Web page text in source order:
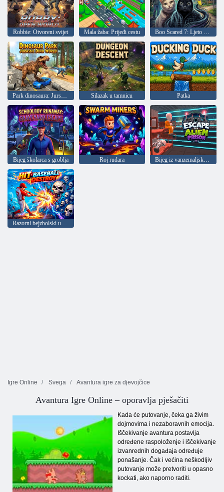
Robbie: Otvoreni svijet Mala žaba: Prijeđi cestu Boo Scared 7: Ljeto u Skulboevu
Park dinosaura: Jurski svijet Silazak u tamnicu Patka
Bijeg školarca s groblja Roj rudara Bijeg iz vanzemaljskog zatvora
Razorni bejzbolski udarac
Igre Online Svega Avantura igre za djevojčice
Avantura Igre Online – oporavlja pješačiti
Kada će putovanje, čeka ga živim
dojmovima i nezaboravnih emocija.
Iščekivanje avantura postavlja
određene raspoloženje i iščekivanje
izvanrednih događaja određuje
ponašanje. Čak i većina neškodljiv
putovanje može pretvoriti u opasno
kockati, ako naporno raditi.